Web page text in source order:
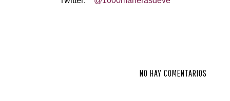
NO HAY COMENTARIOS